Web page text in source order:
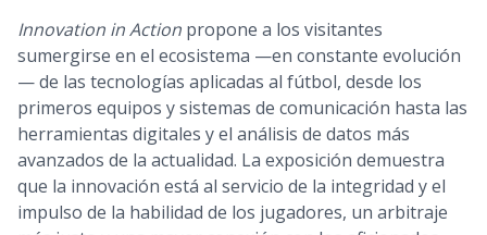
Innovation in Action propone a los visitantes
sumergirse en el ecosistema —en constante evolución
— de las tecnologías aplicadas al fútbol, desde los
primeros equipos y sistemas de comunicación hasta las
herramientas digitales y el análisis de datos más
avanzados de la actualidad. La exposición demuestra
que la innovación está al servicio de la integridad y el
impulso de la habilidad de los jugadores, un arbitraje